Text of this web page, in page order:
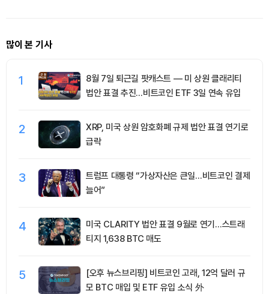
많이 본 기사
1
8월 7일 퇴근길 팟캐스트 — 미 상원 클래리티
법안 표결 추진…비트코인 ETF 3일 연속 유입
2
XRP, 미국 상원 암호화폐 규제 법안 표결 연기로
급락
3
트럼프 대통령 “가상자산은 큰일…비트코인 결제
늘어”
4
미국 CLARITY 법안 표결 9월로 연기…스트래
티지 1,638 BTC 매도
5
[오후 뉴스브리핑] 비트코인 고래, 12억 달러 규
모 BTC 매입 및 ETF 유입 소식 外